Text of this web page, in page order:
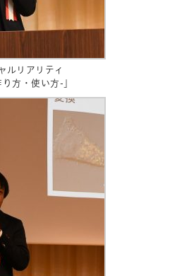
ルリアリティ
方・使い方-」